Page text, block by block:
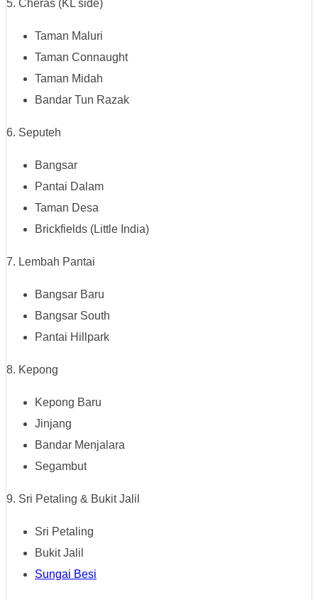
5. Cheras (KL side)
Taman Maluri
Taman Connaught
Taman Midah
Bandar Tun Razak
6. Seputeh
Bangsar
Pantai Dalam
Taman Desa
Brickfields (Little India)
7. Lembah Pantai
Bangsar Baru
Bangsar South
Pantai Hillpark
8. Kepong
Kepong Baru
Jinjang
Bandar Menjalara
Segambut
9. Sri Petaling & Bukit Jalil
Sri Petaling
Bukit Jalil
Sungai Besi